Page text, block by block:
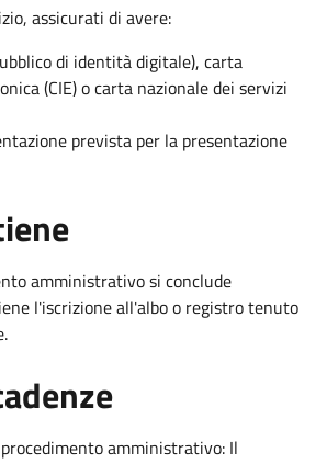
assicurati di avere:
di identità digitale), carta
(CIE) o carta nazionale dei servizi
prevista per la presentazione
amministrativo si conclude
l'iscrizione all'albo o registro tenuto
amministrativo: Il